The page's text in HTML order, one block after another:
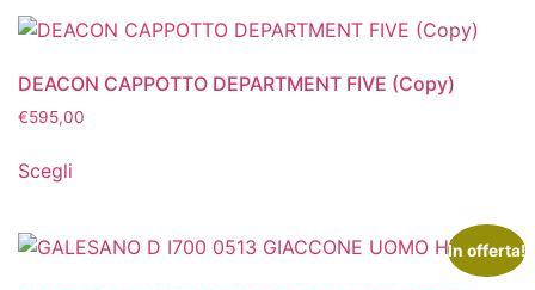
DEACON CAPPOTTO DEPARTMENT FIVE (Copy)
€595,00
Scegli
In offerta!